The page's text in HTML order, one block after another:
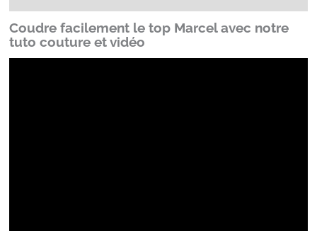
Coudre facilement le top Marcel avec notre
tuto couture et vidéo